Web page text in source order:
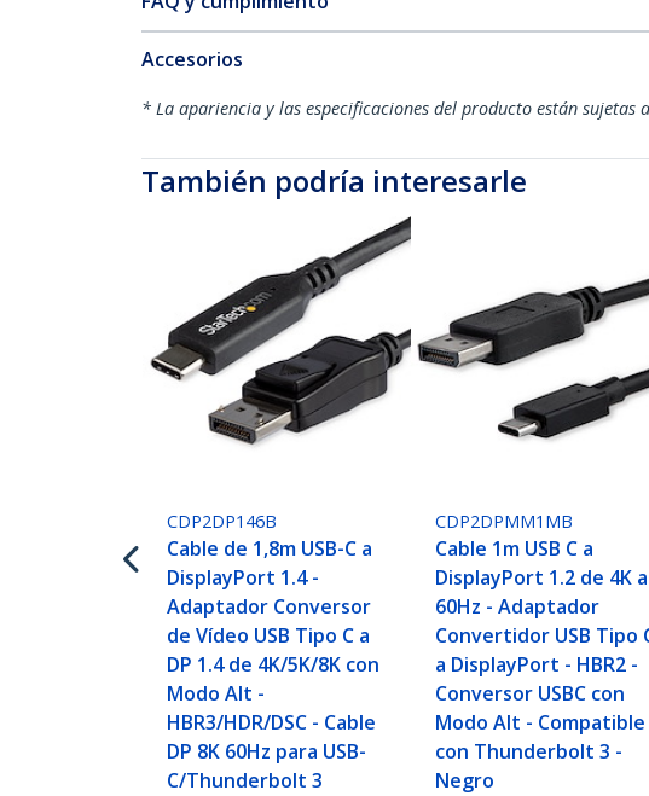
Accesorios
* La apariencia y las especificaciones del producto están sujetas
También podría interesarle
CDP2DP146B
Cable de 1,8m USB-C a
DisplayPort 1.4 -
Adaptador Conversor
de Vídeo USB Tipo C a
DP 1.4 de 4K/5K/8K con
Modo Alt -
HBR3/HDR/DSC - Cable
DP 8K 60Hz para USB-
C/Thunderbolt 3
CDP2DPMM1MB
Cable 1m USB C a
DisplayPort 1.2 de 4K a
60Hz - Adaptador
Convertidor USB Tipo
a DisplayPort - HBR2 -
Conversor USBC con
Modo Alt - Compatible
con Thunderbolt 3 -
Negro